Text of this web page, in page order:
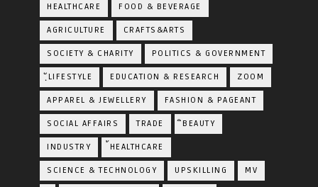
HEALTHCARE FOOD & BEVERAGE
AGRICULTURE CRAFTS&ARTS
SOCIETY & CHARITY POLITICS & GOVERNMENT
ฺัLIFESTYLE EDUCATION & RESEARCH ZOOM
APPAREL & JEWELLERY FASHION & PAGEANT
SOCIAL AFFAIRS TRADE ิBEAUTY
INDUSTRY ้HEALTHCARE
SCIENCE & TECHNOLOGY UPSKILLING MV